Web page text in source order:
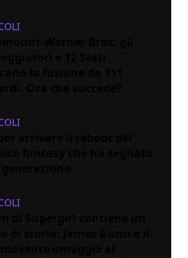
Warner Bros: gli
e 12 Stati
arrivare il reboot del
fantasy che ha segnato
di Supergirl contiene un
di storia: James Gunn e il